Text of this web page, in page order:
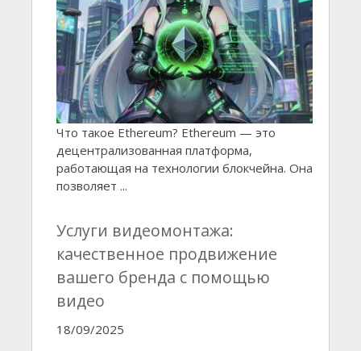
Что такое Ethereum? Ethereum — это
децентрализованная платформа,
работающая на технологии блокчейна. Она
позволяет ...
Услуги видеомонтажа:
качественное продвижение
вашего бренда с помощью
видео
18/09/2025